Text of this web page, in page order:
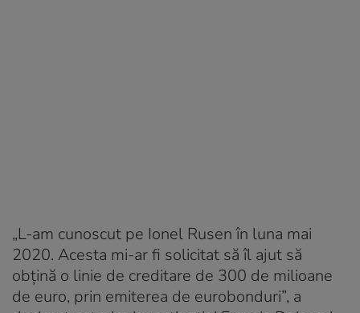
„L-am cunoscut pe Ionel Rusen în luna mai
2020. Acesta mi-ar fi solicitat să îl ajut să
obțină o linie de creditare de 300 de milioane
de euro, prin emiterea de eurobonduri”, a